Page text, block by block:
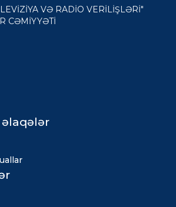
VƏ RADİO VERİLİŞLƏRİ"
CƏMİYYƏTİ